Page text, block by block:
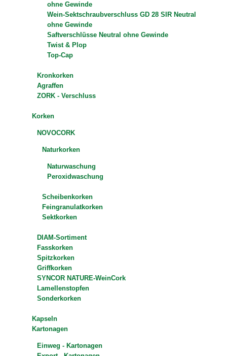
ohne Gewinde
Wein-Sektschraubverschluss GD 28 SIR Neutral
ohne Gewinde
Saftverschlüsse Neutral ohne Gewinde
Twist & Plop
Top-Cap
Kronkorken
Agraffen
ZORK - Verschluss
Korken
NOVOCORK
Naturkorken
Naturwaschung
Peroxidwaschung
Scheibenkorken
Feingranulatkorken
Sektkorken
DIAM-Sortiment
Fasskorken
Spitzkorken
Griffkorken
SYNCOR NATURE-WeinCork
Lamellenstopfen
Sonderkorken
Kapseln
Kartonagen
Einweg - Kartonagen